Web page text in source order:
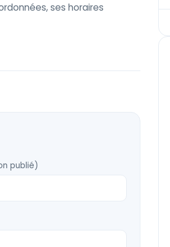
ses horaires
publié)